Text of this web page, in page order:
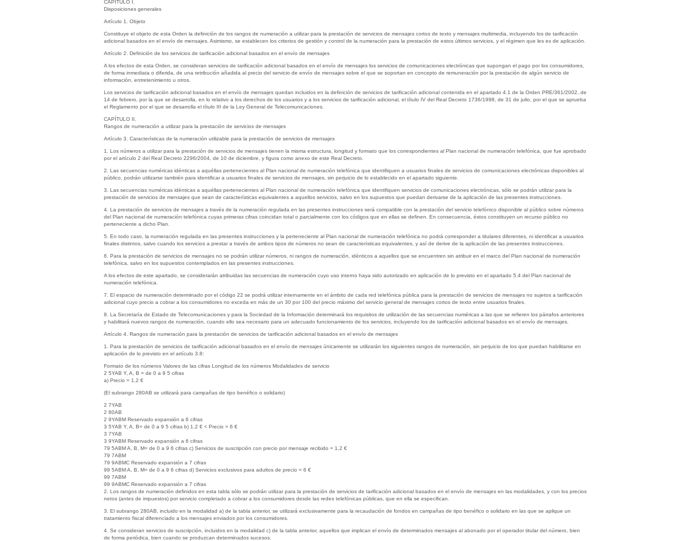
CAPÍTULO I.
Disposiciones generales
Artículo 1. Objeto
Constituye el objeto de esta Orden la definición de los rangos de numeración a utilizar para la prestación de servicios de mensajes cortos de texto y mensajes multimedia, incluyendo los de tarificación
adicional basados en el envío de mensajes. Asimismo, se establecen los criterios de gestión y control de la numeración para la prestación de estos últimos servicios, y el régimen que les es de aplicación.
Artículo 2. Definición de los servicios de tarificación adicional basados en el envío de mensajes
A los efectos de esta Orden, se consideran servicios de tarificación adicional basados en el envío de mensajes los servicios de comunicaciones electrónicas que supongan el pago por los consumidores,
de forma inmediata o diferida, de una retribución añadida al precio del servicio de envío de mensajes sobre el que se soportan en concepto de remuneración por la prestación de algún servicio de
información, entretenimiento u otros.
Los servicios de tarificación adicional basados en el envío de mensajes quedan incluidos en la definición de servicios de tarificación adicional contenida en el apartado 4.1 de la Orden PRE/361/2002, de
14 de febrero, por la que se desarrolla, en lo relativo a los derechos de los usuarios y a los servicios de tarificación adicional, el título IV del Real Decreto 1736/1998, de 31 de julio, por el que se aprueba
el Reglamento por el que se desarrolla el título III de la Ley General de Telecomunicaciones.
CAPÍTULO II.
Rangos de numeración a utilizar para la prestación de servicios de mensajes
Artículo 3. Características de la numeración utilizable para la prestación de servicios de mensajes
1. Los números a utilizar para la prestación de servicios de mensajes tienen la misma estructura, longitud y formato que los correspondientes al Plan nacional de numeración telefónica, que fue aprobado
por el artículo 2 del Real Decreto 2296/2004, de 10 de diciembre, y figura como anexo de este Real Decreto.
2. Las secuencias numéricas idénticas a aquéllas pertenecientes al Plan nacional de numeración telefónica que identifiquen a usuarios finales de servicios de comunicaciones electrónicas disponibles al
público, podrán utilizarse también para identificar a usuarios finales de servicios de mensajes, sin perjuicio de lo establecido en el apartado siguiente.
3. Las secuencias numéricas idénticas a aquéllas pertenecientes al Plan nacional de numeración telefónica que identifiquen servicios de comunicaciones electrónicas, sólo se podrán utilizar para la
prestación de servicios de mensajes que sean de características equivalentes a aquellos servicios, salvo en los supuestos que puedan derivarse de la aplicación de las presentes instrucciones.
4. La prestación de servicios de mensajes a través de la numeración regulada en las presentes instrucciones será compatible con la prestación del servicio telefónico disponible al público sobre números
del Plan nacional de numeración telefónica cuyas primeras cifras coincidan total o parcialmente con los códigos que en ellas se definen. En consecuencia, éstos constituyen un recurso público no
perteneciente a dicho Plan.
5. En todo caso, la numeración regulada en las presentes instrucciones y la perteneciente al Plan nacional de numeración telefónica no podrá corresponder a titulares diferentes, ni identificar a usuarios
finales distintos, salvo cuando los servicios a prestar a través de ambos tipos de números no sean de características equivalentes, y así de derive de la aplicación de las presentes instrucciones.
6. Para la prestación de servicios de mensajes no se podrán utilizar números, ni rangos de numeración, idénticos a aquellos que se encuentren sin atribuir en el marco del Plan nacional de numeración
telefónica, salvo en los supuestos contemplados en las presentes instrucciones.
A los efectos de este apartado, se considerarán atribuidas las secuencias de numeración cuyo uso interno haya sido autorizado en aplicación de lo previsto en el apartado 5.4 del Plan nacional de
numeración telefónica.
7. El espacio de numeración determinado por el código 22 se podrá utilizar internamente en el ámbito de cada red telefónica pública para la prestación de servicios de mensajes no sujetos a tarificación
adicional cuyo precio a cobrar a los consumidores no exceda en más de un 30 por 100 del precio máximo del servicio general de mensajes cortos de texto entre usuarios finales.
8. La Secretaría de Estado de Telecomunicaciones y para la Sociedad de la Información determinará los requisitos de utilización de las secuencias numéricas a las que se refieren los párrafos anteriores
y habilitará nuevos rangos de numeración, cuando ello sea necesario para un adecuado funcionamiento de los servicios, incluyendo los de tarificación adicional basados en el envío de mensajes.
Artículo 4. Rangos de numeración para la prestación de servicios de tarificación adicional basados en el envío de mensajes
1. Para la prestación de servicios de tarificación adicional basados en el envío de mensajes únicamente se utilizarán los siguientes rangos de numeración, sin perjuicio de los que puedan habilitarse en
aplicación de lo previsto en el artículo 3.8:
Formato de los números Valores de las cifras Longitud de los números Modalidades de servicio
2 5YAB Y, A, B = de 0 a 9 5 cifras
a) Precio = 1,2 €
(El subrango 280AB se utilizará para campañas de tipo benéfico o solidario)
2 7YAB
2 80AB
2 9YABM Reservado expansión a 6 cifras
3 5YAB Y, A, B= de 0 a 9 5 cifras b) 1,2 € < Precio = 6 €
3 7YAB
3 9YABM Reservado expansión a 6 cifras
79 5ABM A, B, M= de 0 a 9 6 cifras c) Servicios de suscripción con precio por mensaje recibido = 1,2 €
79 7ABM
79 9ABMC Reservado expansión a 7 cifras
99 5ABM A, B, M= de 0 a 9 6 cifras d) Servicios exclusivos para adultos de precio = 6 €
99 7ABM
99 9ABMC Reservado expansión a 7 cifras
2. Los rangos de numeración definidos en esta tabla sólo se podrán utilizar para la prestación de servicios de tarificación adicional basados en el envío de mensajes en las modalidades, y con los precios
netos (antes de impuestos) por servicio completado a cobrar a los consumidores desde las redes telefónicas públicas, que en ella se especifican.
3. El subrango 280AB, incluido en la modalidad a) de la tabla anterior, se utilizará exclusivamente para la recaudación de fondos en campañas de tipo benéfico o solidario en las que se aplique un
tratamiento fiscal diferenciado a los mensajes enviados por los consumidores.
4. Se consideran servicios de suscripción, incluidos en la modalidad c) de la tabla anterior, aquellos que implican el envío de determinados mensajes al abonado por el operador titular del número, bien
de forma periódica, bien cuando se produzcan determinados sucesos.